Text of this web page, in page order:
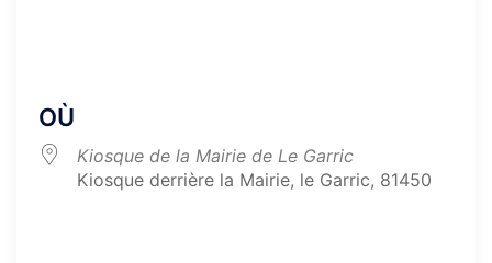
OÙ
Kiosque de la Mairie de Le Garric
Kiosque derrière la Mairie, le Garric, 81450